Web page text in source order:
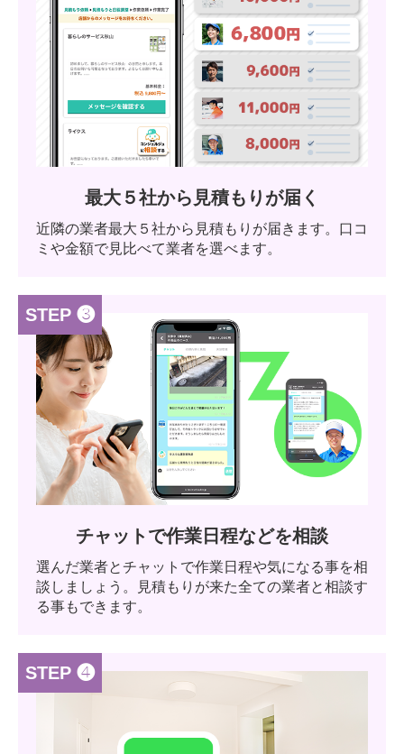
最大５社から見積もりが届く
近隣の業者最大５社から見積もりが届きます。口コ
ミや金額で見比べて業者を選べます。
STEP ❸
チャットで作業日程などを相談
選んだ業者とチャットで作業日程や気になる事を相
談しましょう。見積もりが来た全ての業者と相談す
る事もできます。
STEP ❹